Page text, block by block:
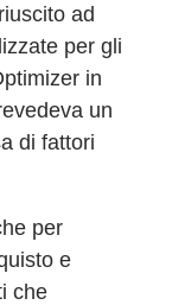
ad
per gli
in
un
di fattori
per
e
che